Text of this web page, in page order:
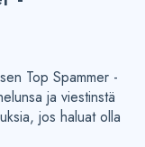
Top Spammer -
ja viestinstä
jos haluat olla